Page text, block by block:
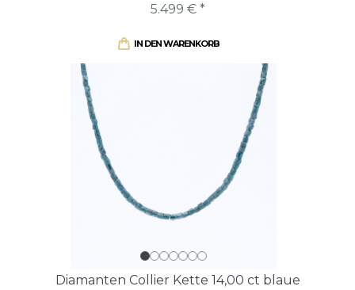
5.499 € *
IN DEN WARENKORB
Diamanten Collier Kette 14,00 ct blaue